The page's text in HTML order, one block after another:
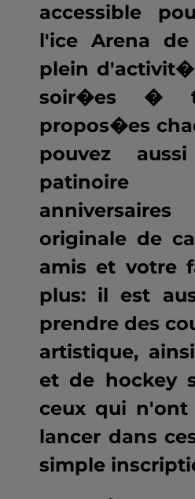
accessible
l'ice Arena
plein
soir�es �
propos�es
pouvez
originale de
amis et votre
plus: il est
prendre des
artistique,
et de hockey
ceux qui
lancer dans
simple